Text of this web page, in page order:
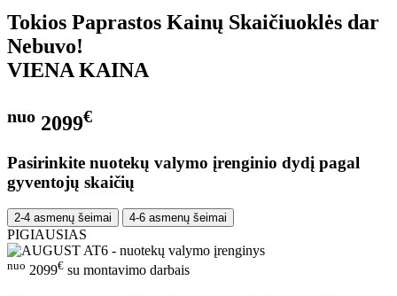
Tokios Paprastos Kainų Skaičiuoklės dar
Nebuvo!
VIENA KAINA
nuo 2099€
Pasirinkite nuotekų valymo įrenginio dydį pagal
gyventojų skaičių
2-4 asmenų šeimai 4-6 asmenų šeimai
PIGIAUSIAS
nuo 2099€ su montavimo darbais